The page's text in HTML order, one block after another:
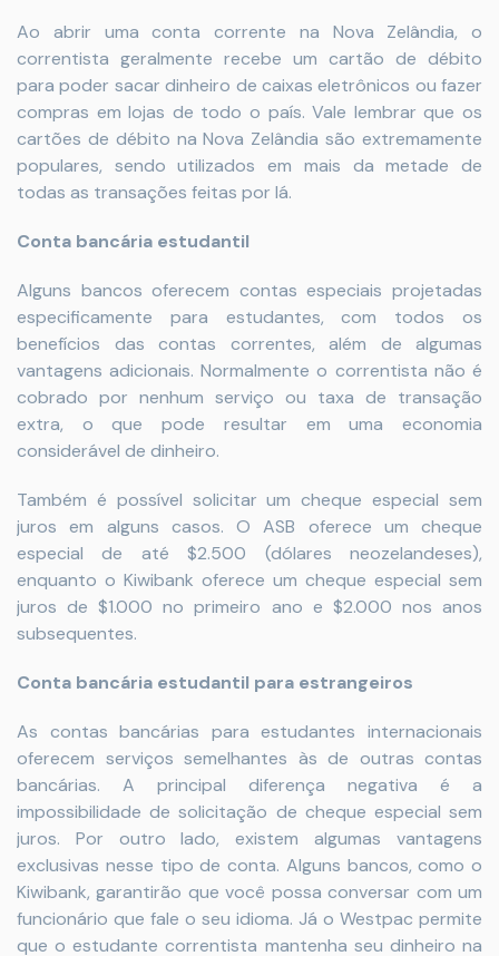
Ao abrir uma conta corrente na Nova Zelândia, o
correntista geralmente recebe um cartão de débito
para poder sacar dinheiro de caixas eletrônicos ou fazer
compras em lojas de todo o país. Vale lembrar que os
cartões de débito na Nova Zelândia são extremamente
populares, sendo utilizados em mais da metade de
todas as transações feitas por lá.
Conta bancária estudantil
Alguns bancos oferecem contas especiais projetadas
especificamente para estudantes, com todos os
benefícios das contas correntes, além de algumas
vantagens adicionais. Normalmente o correntista não é
cobrado por nenhum serviço ou taxa de transação
extra, o que pode resultar em uma economia
considerável de dinheiro.
Também é possível solicitar um cheque especial sem
juros em alguns casos. O ASB oferece um cheque
especial de até $2.500 (dólares neozelandeses),
enquanto o Kiwibank oferece um cheque especial sem
juros de $1.000 no primeiro ano e $2.000 nos anos
subsequentes.
Conta bancária estudantil para estrangeiros
As contas bancárias para estudantes internacionais
oferecem serviços semelhantes às de outras contas
bancárias. A principal diferença negativa é a
impossibilidade de solicitação de cheque especial sem
juros. Por outro lado, existem algumas vantagens
exclusivas nesse tipo de conta. Alguns bancos, como o
Kiwibank, garantirão que você possa conversar com um
funcionário que fale o seu idioma. Já o Westpac permite
que o estudante correntista mantenha seu dinheiro na